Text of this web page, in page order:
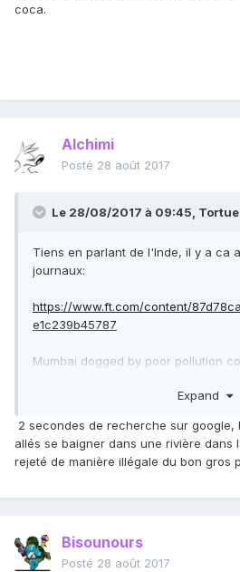
coca.
Alchimi
Posté 28 août 2017
Le 28/08/2017 à 09:45,
Tiens en parlant de l'Inde, il y a ca
journaux:
https://www.ft.com/content/
e1c239b45787
Mumbai dogged by poor pollution
Expand
2 secondes de recherche sur
allés se baigner dans une rivière dans
rejeté de manière illégale du bon gros
Bisounours
Posté 28 août 2017